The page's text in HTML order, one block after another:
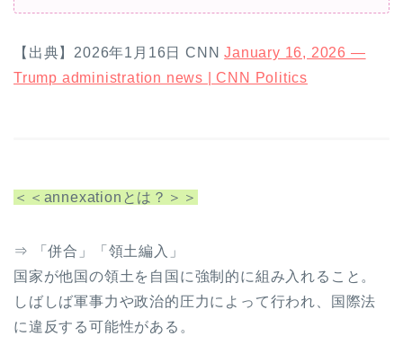
【出典】2026年1月16日 CNNJanuary 16, 2026 —
Trump administration news | CNN Politics
＜＜annexationとは？＞＞
⇒ 「併合」「領土編入」
国家が他国の領土を自国に強制的に組み入れること。
しばしば軍事力や政治的圧力によって行われ、国際法
に違反する可能性がある。